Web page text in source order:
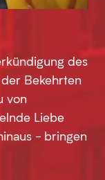
des
Bekehrten
von
Liebe
- bringen